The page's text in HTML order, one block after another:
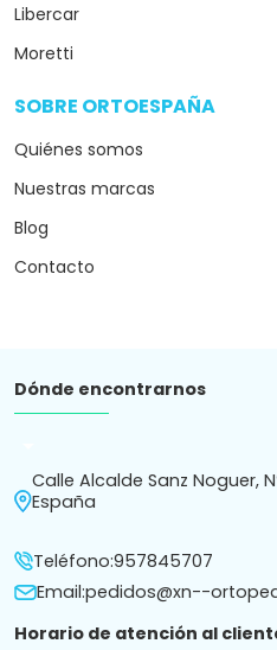
Libercar
Moretti
SOBRE ORTOESPAÑA
Quiénes somos
Nuestras marcas
Blog
Contacto
Dónde encontrarnos
Calle Alcalde Sanz Noguer,
España
Teléfono:957845707
Email:pedidos@xn--
Horario de atención al